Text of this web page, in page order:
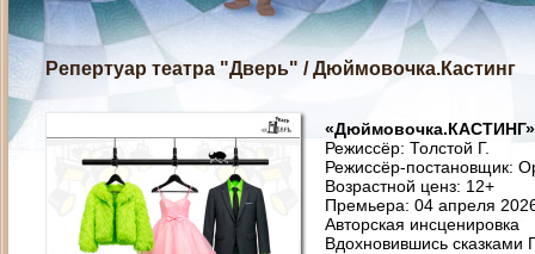
Репертуар театра "Дверь" /Дюймовочка.Кастинг
«Дюймовочка.КАСТИНГ»
Режиссёр: Толстой Г.
Режиссёр-постановщик:
Возрастной ценз: 12+
Премьера: 04 апреля
Авторская инсценировка
Вдохновившись сказками